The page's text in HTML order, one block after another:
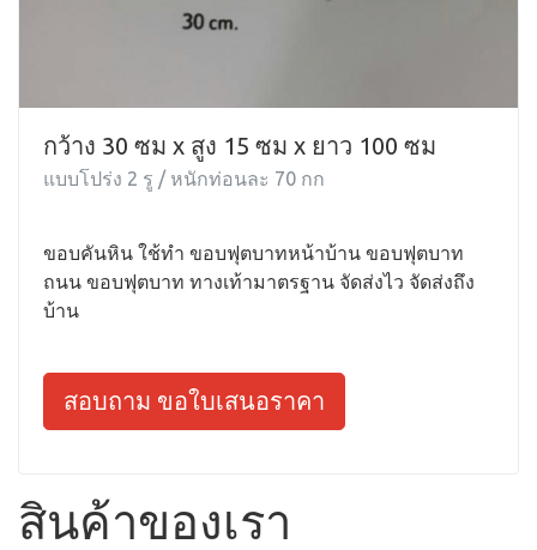
กว้าง 30 ซม x สูง 15 ซม x ยาว 100 ซม
แบบโปร่ง 2 รู / หนักท่อนละ 70 กก
ขอบคันหิน ใช้ทำ ขอบฟุตบาทหน้าบ้าน ขอบฟุตบาท
ถนน ขอบฟุตบาท ทางเท้ามาตรฐาน จัดส่งไว จัดส่งถึง
บ้าน
สอบถาม ขอใบเสนอราคา
สินค้าของเรา